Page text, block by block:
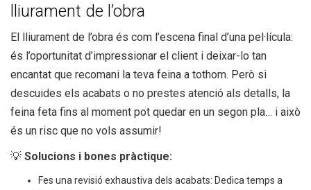
lliurament de l’obra
El lliurament de l’obra és com l’escena final d’una pel·lícula:
és l’oportunitat d’impressionar el client i deixar-lo tan
encantat que recomani la teva feina a tothom. Però si
descuides els acabats o no prestes atenció als detalls, la
feina feta fins al moment pot quedar en un segon pla… i això
és un risc que no vols assumir!
💡 Solucions i bones pràctique:
Fes una revisió exhaustiva dels acabats: Dedica temps a